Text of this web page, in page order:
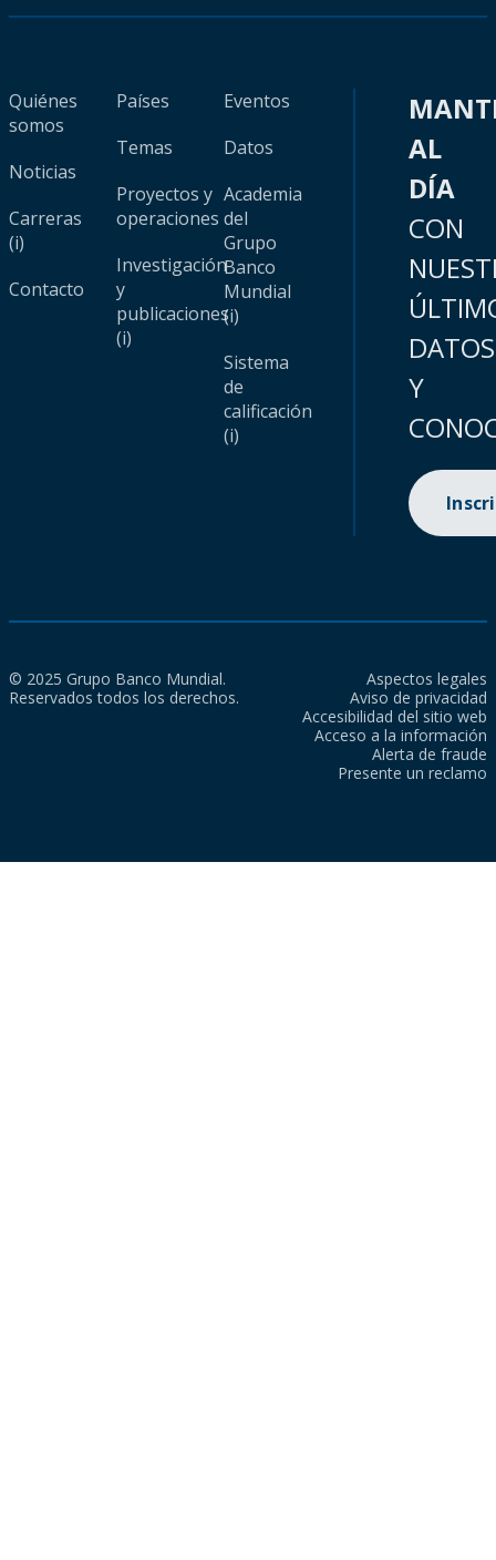
Quiénes
somos
Noticias
Carreras
(i)
Contacto
Países
Temas
Proyectos y
operaciones
Investigación
y
publicaciones
(i)
Eventos
Datos
Academia
del
Grupo
Banco
Mundial
(i)
Sistema
de
calificación
(i)
AL
DÍA
CON
DATOS
Y
© 2025 Grupo Banco Mundial.
Reservados todos los derechos.
Aspectos legales
Aviso de privacidad
Accesibilidad del sitio web
Acceso a la información
Alerta de fraude
Presente un reclamo